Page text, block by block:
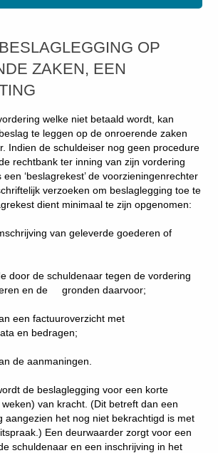
OP
ZAKEN, EEN
welke niet betaald wordt, kan
te leggen op de onroerende zaken
Indien de schuldeiser nog geen procedure
rechtbank ter inning van zijn vordering
‘beslagrekest’ de voorzieningenrechter
verzoeken om beslaglegging toe te
dient minimaal te zijn opgenomen:
van geleverde goederen of
door de schuldenaar tegen de vordering
en de gronden daarvoor;
een factuuroverzicht met
en bedragen;
de aanmaningen.
de beslaglegging voor een korte
van kracht. (Dit betreft dan een
aangezien het nog niet bekrachtigd is met
Een deurwaarder zorgt voor een
schuldenaar en een inschrijving in het